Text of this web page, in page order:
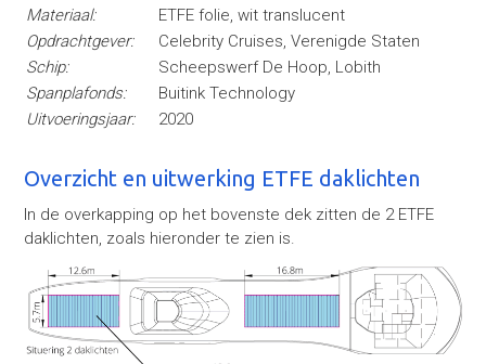
Materiaal:
ETFE folie, wit translucent
Opdrachtgever:
Celebrity Cruises, Verenigde Staten
Schip:
Scheepswerf De Hoop, Lobith
Spanplafonds:
Buitink Technology
Uitvoeringsjaar:
2020
Overzicht en uitwerking ETFE daklichten
In de overkapping op het bovenste dek zitten de 2 ETFE
daklichten, zoals hieronder te zien is.